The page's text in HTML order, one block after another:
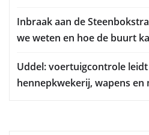
Inbraak aan de
we weten en hoe de buurt
Uddel: voertuigcontrole
hennepkwekerij, wapens en